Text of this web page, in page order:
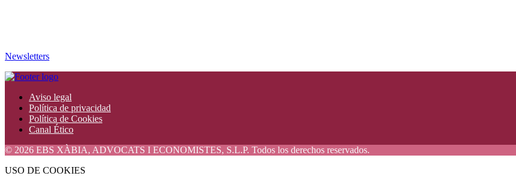
Newsletters
Aviso legal
Política de privacidad
Política de Cookies
Canal Ético
© 2026 EBS XÀBIA, ADVOCATS I ECONOMISTES, S.L.P. Todos los derechos reservados.
USO DE COOKIES